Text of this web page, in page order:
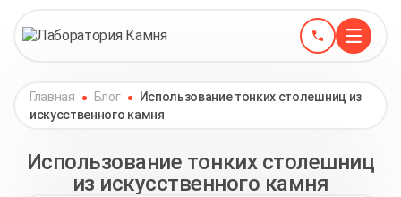
Главная Блог
Использование тонких столешниц из
искусственного камня
Использование тонких столешниц
из искусственного камня